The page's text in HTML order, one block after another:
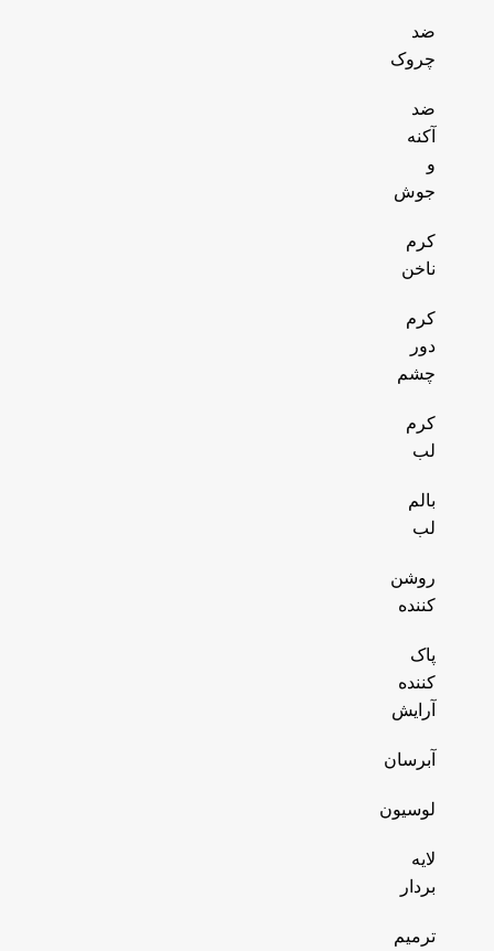
ضد
چروک
ضد
آکنه
و
جوش
کرم
ناخن
کرم
دور
چشم
کرم
لب
بالم
لب
روشن
کننده
پاک
کننده
آرایش
آبرسان
لوسیون
لایه
بردار
ترمیم